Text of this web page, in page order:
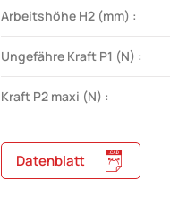
Arbeitshöhe H2 (mm) :
Ungefähre Kraft P1 (N) :
Kraft P2 maxi (N) :
Datenblatt